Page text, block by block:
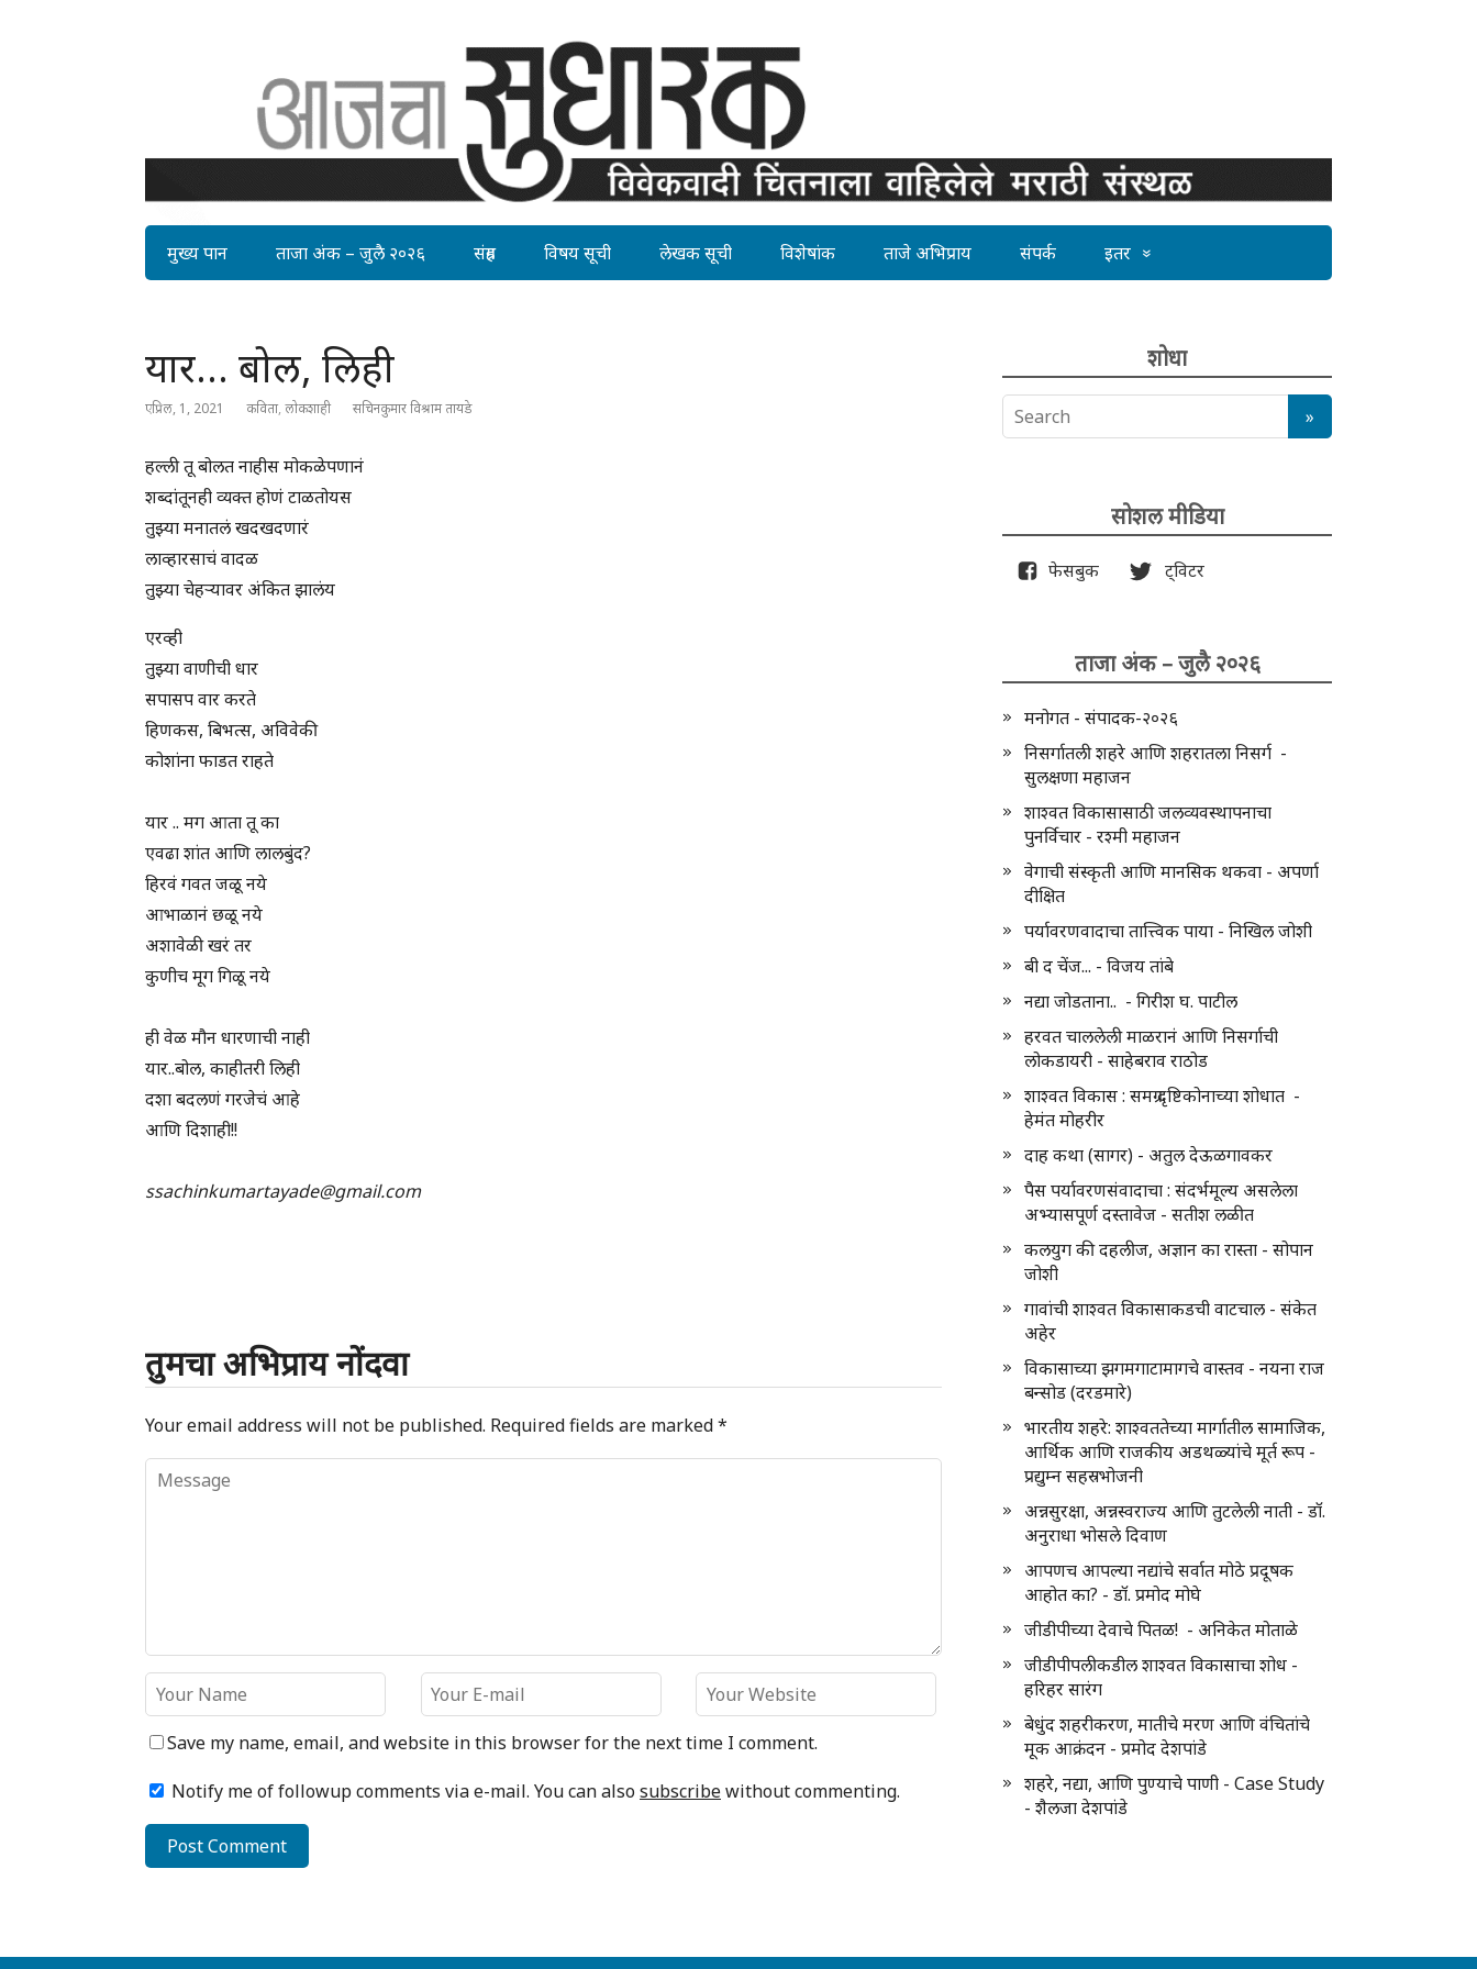
मुख्य पान ताजा अंक – जुलै २०२६ संग्रह विषय सूची लेखक सूची विशेषांक ताजे अभिप्राय संपर्क इतर
यार… बोल, लिही
एप्रिल, 1, 2021 कविता, लोकशाही सचिनकुमार विश्राम तायडे
हल्ली तू बोलत नाहीस मोकळेपणानं
शब्दांतूनही व्यक्त होणं टाळतोयस
तुझ्या मनातलं खदखदणारं
लाव्हारसाचं वादळ
तुझ्या चेहऱ्यावर अंकित झालंय
एरव्ही
तुझ्या वाणीची धार
सपासप वार करते
हिणकस, बिभत्स, अविवेकी
कोशांना फाडत राहते
यार .. मग आता तू का
एवढा शांत आणि लालबुंद?
हिरवं गवत जळू नये
आभाळानं छळू नये
अशावेळी खरं तर
कुणीच मूग गिळू नये
ही वेळ मौन धारणाची नाही
यार..बोल, काहीतरी लिही
दशा बदलणं गरजेचं आहे
आणि दिशाही!!
ssachinkumartayade@gmail.com
तुमचा अभिप्राय नोंदवा
Your email address will not be published. Required fields are marked*
Save my name, email, and website in this browser for the next time I comment.
Notify me of followup comments via e-mail. You can alsosubscribewithout commenting.
शोधा
सोशल मीडिया
फेसबुक ट्विटर
ताजा अंक – जुलै २०२६
मनोगत - संपादक-२०२६
निसर्गातली शहरे आणि शहरातला निसर्ग -
सुलक्षणा महाजन
शाश्वत विकासासाठी जलव्यवस्थापनाचा
पुनर्विचार - रश्मी महाजन
वेगाची संस्कृती आणि मानसिक थकवा - अपर्णा
दीक्षित
पर्यावरणवादाचा तात्त्विक पाया - निखिल जोशी
बी द चेंज... - विजय तांबे
नद्या जोडताना.. - गिरीश घ. पाटील
हरवत चाललेली माळरानं आणि निसर्गाची
लोकडायरी - साहेबराव राठोड
शाश्वत विकास : समग्र दृष्टिकोनाच्या शोधात -
हेमंत मोहरीर
दाह कथा (सागर) - अतुल देऊळगावकर
पैस पर्यावरणसंवादाचा : संदर्भमूल्य असलेला
अभ्यासपूर्ण दस्तावेज - सतीश लळीत
कलयुग की दहलीज, अज्ञान का रास्ता - सोपान
जोशी
गावांची शाश्वत विकासाकडची वाटचाल - संकेत
अहेर
विकासाच्या झगमगाटामागचे वास्तव - नयना राज
बन्सोड (दरडमारे)
भारतीय शहरे: शाश्वततेच्या मार्गातील सामाजिक,
आर्थिक आणि राजकीय अडथळ्यांचे मूर्त रूप -
प्रद्युम्न सहस्रभोजनी
अन्नसुरक्षा, अन्नस्वराज्य आणि तुटलेली नाती - डॉ.
अनुराधा भोसले दिवाण
आपणच आपल्या नद्यांचे सर्वात मोठे प्रदूषक
आहोत का? - डॉ. प्रमोद मोघे
जीडीपीच्या देवाचे पितळ! - अनिकेत मोताळे
जीडीपीपलीकडील शाश्वत विकासाचा शोध -
हरिहर सारंग
बेधुंद शहरीकरण, मातीचे मरण आणि वंचितांचे
मूक आक्रंदन - प्रमोद देशपांडे
शहरे, नद्या, आणि पुण्याचे पाणी - Case Study
- शैलजा देशपांडे